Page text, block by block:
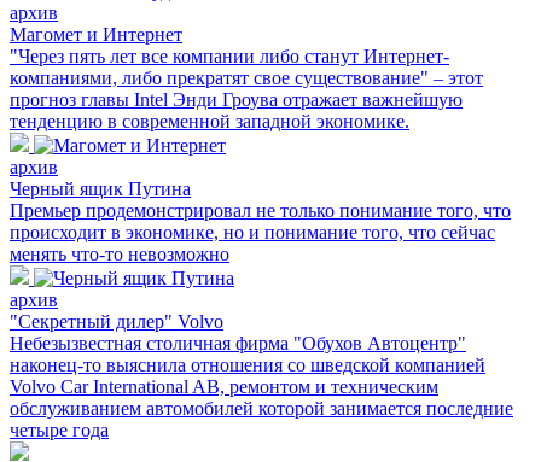
архив
Магомет и Интернет
"Через пять лет все компании либо станут Интернет-
компаниями, либо прекратят свое существование" – этот
прогноз главы Intel Энди Гроува отражает важнейшую
тенденцию в современной западной экономике.
архив
Черный ящик Путина
Премьер продемонстрировал не только понимание того, что
происходит в экономике, но и понимание того, что сейчас
менять что-то невозможно
архив
"Секретный дилер" Volvo
Небезызвестная столичная фирма "Обухов Автоцентр"
наконец-то выяснила отношения со шведской компанией
Volvo Car International AB, ремонтом и техническим
обслуживанием автомобилей которой занимается последние
четыре года